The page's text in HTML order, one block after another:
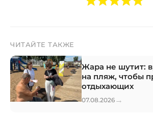
ЧИТАЙТЕ ТАКЖЕ
Жара не шутит:
на пляж, чтобы
отдыхающих
07.08.2026 →